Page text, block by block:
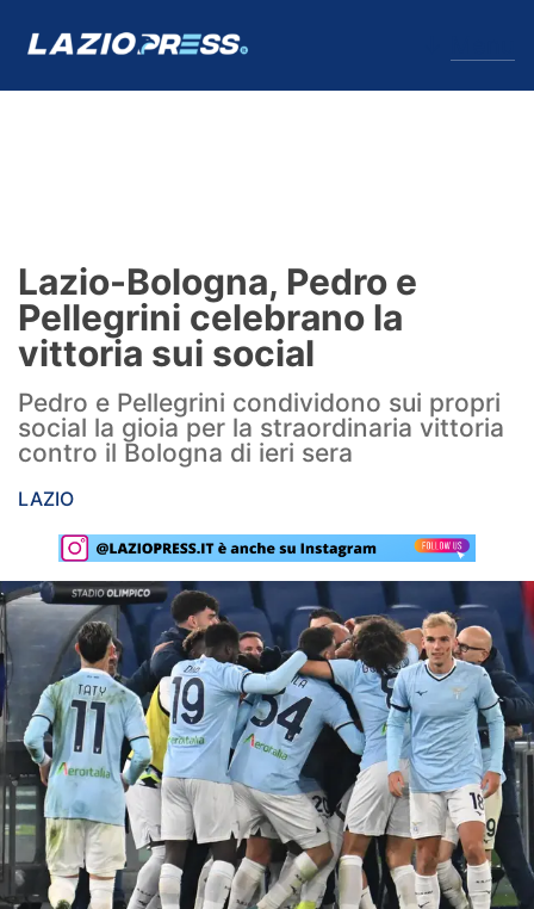
Formello
Infortuni
Primavera
Calciomercato
Lazio Women
Rassegna Lazio
Social
Calcio
Serie A
Champions League
Europa League
Altri Sport
Lazio-Bologna, Pedro e
Pellegrini celebrano la
vittoria sui social
Pedro e Pellegrini condividono sui propri
social la gioia per la straordinaria vittoria
contro il Bologna di ieri sera
LAZIO